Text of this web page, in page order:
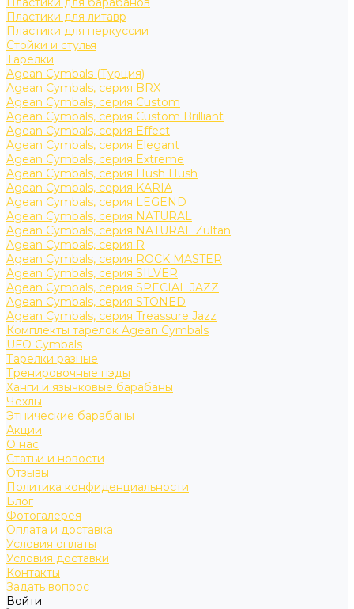
Пластики для литавр
Пластики для перкуссии
Стойки и стулья
Тарелки
Agean Cymbals (Турция)
Agean Cymbals, серия BRX
Agean Cymbals, серия Custom
Agean Cymbals, серия Custom Brilliant
Agean Cymbals, серия Effect
Agean Cymbals, серия Elegant
Agean Cymbals, серия Extreme
Agean Cymbals, серия Hush Hush
Agean Cymbals, серия KARIA
Agean Cymbals, серия LEGEND
Agean Cymbals, серия NATURAL
Agean Cymbals, серия NATURAL Zultan
Agean Cymbals, серия R
Agean Cymbals, серия ROCK MASTER
Agean Cymbals, серия SILVER
Agean Cymbals, серия SPECIAL JAZZ
Agean Cymbals, серия STONED
Agean Cymbals, серия Treassure Jazz
Комплекты тарелок Agean Cymbals
UFO Cymbals
Тарелки разные
Тренировочные пэды
Ханги и язычковые барабаны
Чехлы
Этнические барабаны
Акции
О нас
Статьи и новости
Отзывы
Политика конфиденциальности
Блог
Фотогалерея
Оплата и доставка
Условия оплаты
Условия доставки
Контакты
Задать вопрос
Войти